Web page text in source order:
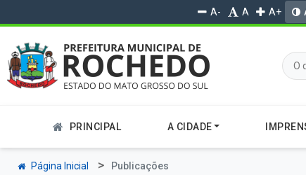
A- A A+
PRINCIPAL A CIDADE
Página Inicial Publicações